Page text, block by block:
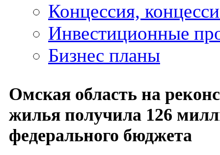
Концессия,
Инвестиционные
Бизнес планы
Омская область на
жилья получила 126
федерального бюджета